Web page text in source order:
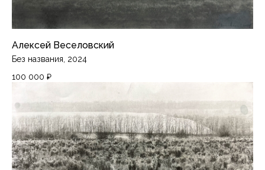
Алексей Веселовский
Без названия, 2024
100 000 ₽
ПИРАНЕЗИLAB
Лаборатория
Москва, ЦТИ «Фабрика», Переведеновский
переулок, 18с2, 3 этаж